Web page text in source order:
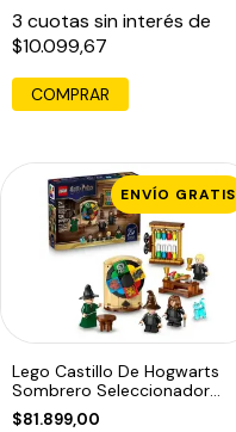
3 cuotas sin interés de
$10.099,67
COMPRAR
ENVÍO GRATIS
Lego Castillo De Hogwarts
Sombrero Seleccionador
76460 Harry
$81.899,00